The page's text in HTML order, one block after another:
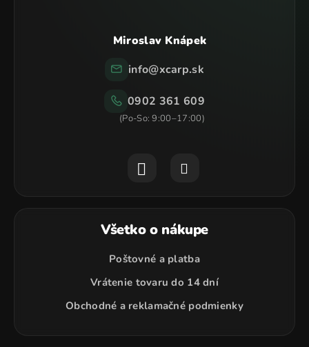
Miroslav Knápek
info@xcarp.sk
0902 361 609
Všetko o nákupe
Poštovné a platba
Vrátenie tovaru do 14 dní
Obchodné a reklamačné podmienky